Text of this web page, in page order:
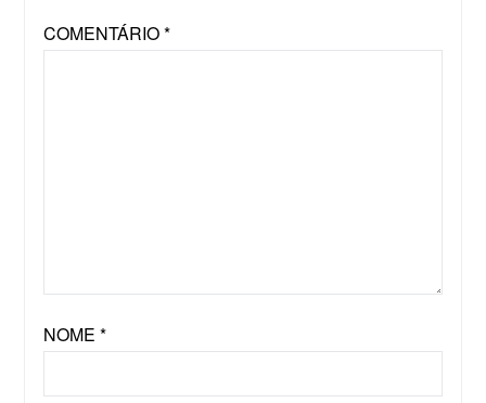
COMENTÁRIO*
NOME *